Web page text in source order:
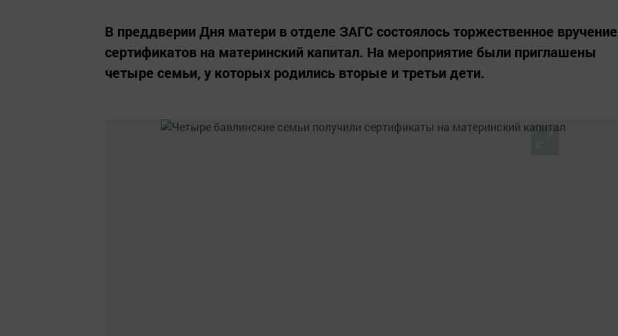
В преддверии Дня матери в отделе ЗАГС состоялось торжественное вручение
сертификатов на материнский капитал. На мероприятие были приглашены
четыре семьи, у которых родились вторые и третьи дети.